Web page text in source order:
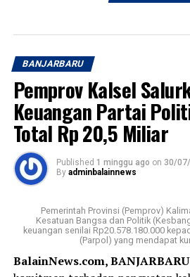
BANJARBARU
Pemprov Kalsel
Keuangan Partai
Total Rp 20,5 Miliar
Published 1 minggu ago on 30/
By adminbalainnews
Pemerintah Provinsi (Pemprov)
Kesatuan Bangsa dan Politik
keuangan senilai Rp20.578.180.000
(Parpol) yang mendapat
BalainNews.com, BANJARBARU